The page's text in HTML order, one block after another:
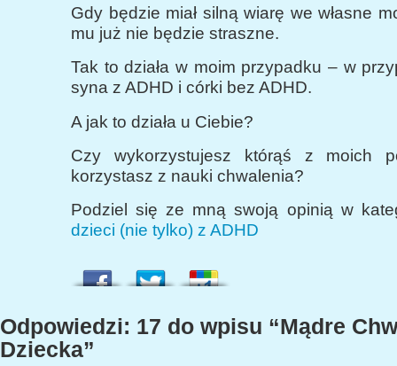
Gdy będzie miał silną wiarę we własne
mu już nie będzie straszne.
Tak to działa w moim przypadku – w
syna z ADHD i córki bez ADHD.
A jak to działa u Ciebie?
Czy wykorzystujesz którąś z moich
korzystasz z nauki chwalenia?
Podziel się ze mną swoją opinią w
dzieci (nie tylko) z ADHD
Odpowiedzi: 17 do wpisu “Mądre
Dziecka”